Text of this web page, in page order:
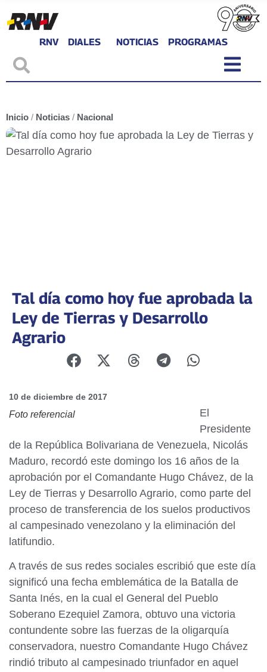
RNV DIALES NOTICIAS PROGRAMAS
Inicio / Noticias / Nacional
Tal día como hoy fue aprobada la
Ley de Tierras y Desarrollo
Agrario
10 de diciembre de 2017
Foto referencial
El
Presidente
de la República Bolivariana de Venezuela, Nicolás
Maduro, recordó este domingo los 16 años de la
aprobación por el Comandante Hugo Chávez, de la
Ley de Tierras y Desarrollo Agrario, como parte del
proceso de transferencia de los suelos productivos
al campesinado venezolano y la eliminación del
latifundio.
A través de sus redes sociales escribió que este día
significó una fecha emblemática de la Batalla de
Santa Inés, en la cual el General del Pueblo
Soberano Ezequiel Zamora, obtuvo una victoria
contundente sobre las fuerzas de la oligarquía
conservadora, nuestro Comandante Hugo Chávez
rindió tributo al campesinado triunfador en aquel